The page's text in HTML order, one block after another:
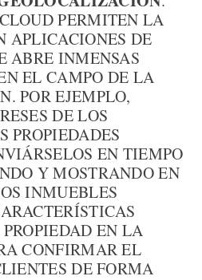
PERMITEN LA
APLICACIONES DE
ABRE INMENSAS
EL CAMPO DE LA
POR EJEMPLO,
DE LOS
PROPIEDADES
EN TIEMPO
Y MOSTRANDO EN
INMUEBLES
EN LA
CONFIRMAR EL
DE FORMA